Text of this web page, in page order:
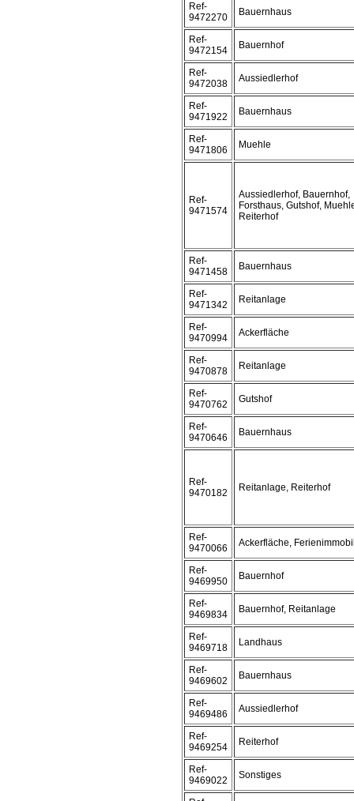
Ref-
9472270
Bauernhaus
Ref-
9472154
Bauernhof
Ref-
9472038
Aussiedlerhof
Ref-
9471922
Bauernhaus
Ref-
9471806
Muehle
Ref-
9471574
Aussiedlerhof, Bauernhof,
Forsthaus, Gutshof,
Reiterhof
Ref-
9471458
Bauernhaus
Ref-
9471342
Reitanlage
Ref-
9470994
Ackerfläche
Ref-
9470878
Reitanlage
Ref-
9470762
Gutshof
Ref-
9470646
Bauernhaus
Ref-
9470182
Reitanlage, Reiterhof
Ref-
9470066
Ackerfläche,
Ref-
9469950
Bauernhof
Ref-
9469834
Bauernhof, Reitanlage
Ref-
9469718
Landhaus
Ref-
9469602
Bauernhaus
Ref-
9469486
Aussiedlerhof
Ref-
9469254
Reiterhof
Ref-
9469022
Sonstiges